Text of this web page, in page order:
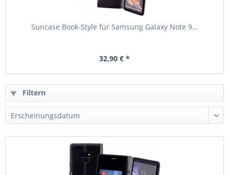
Suncase Book-Style für Samsung Galaxy Note 9...
32,90 € *
Filtern